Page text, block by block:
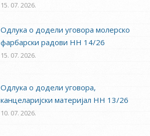
15. 07. 2026.
Одлука о додели уговора молерско
фарбарски радови НН 14/26
15. 07. 2026.
Одлука о додели уговора,
канцеларијски материјал НН 13/26
10. 07. 2026.